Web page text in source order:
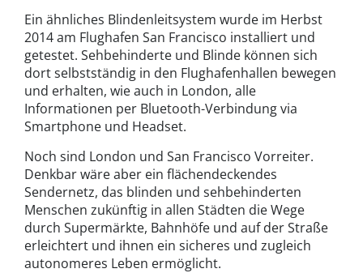
Ein ähnliches Blindenleitsystem wurde im Herbst
2014 am Flughafen San Francisco installiert und
getestet. Sehbehinderte und Blinde können sich
dort selbstständig in den Flughafenhallen bewegen
und erhalten, wie auch in London, alle
Informationen per Bluetooth-Verbindung via
Smartphone und Headset.
Noch sind London und San Francisco Vorreiter.
Denkbar wäre aber ein flächendeckendes
Sendernetz, das blinden und sehbehinderten
Menschen zukünftig in allen Städten die Wege
durch Supermärkte, Bahnhöfe und auf der Straße
erleichtert und ihnen ein sicheres und zugleich
autonomeres Leben ermöglicht.